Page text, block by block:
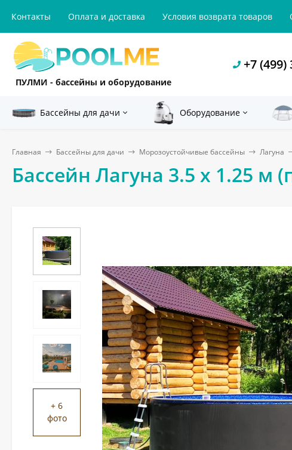
Контакты Оплата и доставка Условия возврата товаров
ПУЛМИ - бассейны и оборудование
+7 (499)
Бассейны для дачи Оборудование
Главная Бассейны для дачи Морозоустойчивые бассейны Лагуна
Бассейн Лагуна 3.5 х 1.25 м
+ 6
фото